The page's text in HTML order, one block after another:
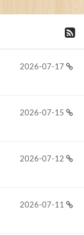
2026-07-17
2026-07-15
2026-07-12
2026-07-11